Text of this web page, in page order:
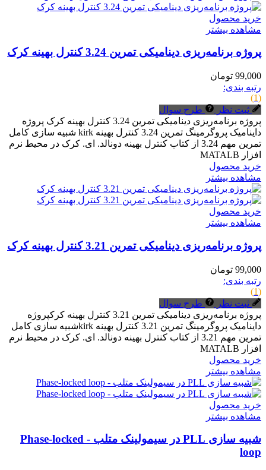
خرید محصول
مشاهده بیشتر
پروژه برنامه‌ریزی دینامیکی تمرین 3.24 کنترل بهینه کرک
99,000 تومان
رتبه بندی:
(1)
ثبت نظر
طرح سوال
پروژه برنامه‌ریزی دینامیکی تمرین 3.24 کنترل بهینه کرک پروژه
داینامیک پروگرمینگ تمرین 3.24 کنترل بهینه kirk شبیه سازی کامل
تمرین مهم 3.24 از کتاب کنترل بهینه دونالد. ای. کرک در محیط نرم
افزار MATALB
خرید محصول
مشاهده بیشتر
خرید محصول
مشاهده بیشتر
پروژه برنامه‌ریزی دینامیکی تمرین 3.21 کنترل بهینه کرک
99,000 تومان
رتبه بندی:
(1)
ثبت نظر
طرح سوال
پروژه برنامه‌ریزی دینامیکی تمرین 3.21 کنترل بهینه کرکپروژه
داینامیک پروگرمینگ تمرین 3.21 کنترل بهینه kirkشبیه سازی کامل
تمرین مهم 3.21 از کتاب کنترل بهینه دونالد. ای. کرک در محیط نرم
افزار MATALB
خرید محصول
مشاهده بیشتر
خرید محصول
مشاهده بیشتر
شبیه سازی PLL در سیمولینک متلب - Phase-locked
loop